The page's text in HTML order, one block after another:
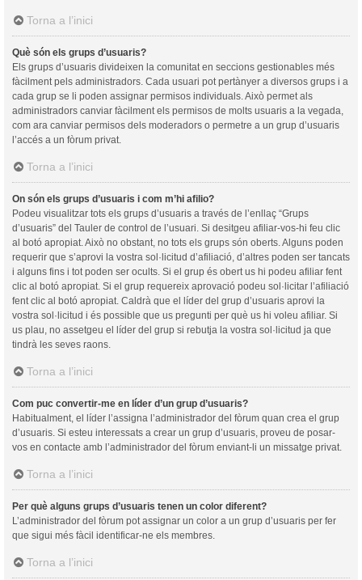
Torna a l’inici
Què són els grups d’usuaris?
Els grups d’usuaris divideixen la comunitat en seccions gestionables més
fàcilment pels administradors. Cada usuari pot pertànyer a diversos grups i a
cada grup se li poden assignar permisos individuals. Això permet als
administradors canviar fàcilment els permisos de molts usuaris a la vegada,
com ara canviar permisos dels moderadors o permetre a un grup d’usuaris
l’accés a un fòrum privat.
Torna a l’inici
On són els grups d’usuaris i com m’hi afilio?
Podeu visualitzar tots els grups d’usuaris a través de l’enllaç “Grups
d’usuaris” del Tauler de control de l’usuari. Si desitgeu afiliar-vos-hi feu clic
al botó apropiat. Això no obstant, no tots els grups són oberts. Alguns poden
requerir que s’aprovi la vostra sol·licitud d’afiliació, d’altres poden ser tancats
i alguns fins i tot poden ser ocults. Si el grup és obert us hi podeu afiliar fent
clic al botó apropiat. Si el grup requereix aprovació podeu sol·licitar l’afiliació
fent clic al botó apropiat. Caldrà que el líder del grup d’usuaris aprovi la
vostra sol·licitud i és possible que us pregunti per què us hi voleu afiliar. Si
us plau, no assetgeu el líder del grup si rebutja la vostra sol·licitud ja que
tindrà les seves raons.
Torna a l’inici
Com puc convertir-me en líder d’un grup d’usuaris?
Habitualment, el líder l’assigna l’administrador del fòrum quan crea el grup
d’usuaris. Si esteu interessats a crear un grup d’usuaris, proveu de posar-
vos en contacte amb l’administrador del fòrum enviant-li un missatge privat.
Torna a l’inici
Per què alguns grups d’usuaris tenen un color diferent?
L’administrador del fòrum pot assignar un color a un grup d’usuaris per fer
que sigui més fàcil identificar-ne els membres.
Torna a l’inici